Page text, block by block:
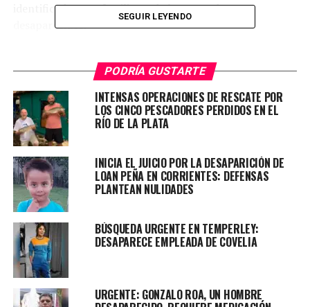
identificados por familiares de los pescadores
desaparecidos.
operaciones de búsqueda que se han llevado a cabo
durante más de una semana en diversas áreas del Río de
la Plata.
Un hallazgo que renueva la búsqueda
De acuerdo con la información suministrada por fuentes
cercanas a la investigación, la mochila contenía objetos
personales y se encontró junto a un bidón de nafta.
Este descubrimiento es un dato significativo para los
investigadores, quienes están tratando de reconstruir
los eventos ocurridos con la embarcación semirrígida de
SEGUIR LEYENDO
PODRÍA GUSTARTE
INTENSAS OPERACIONES DE RESCATE POR
LOS CINCO PESCADORES PERDIDOS EN EL
RÍO DE LA PLATA
INICIA EL JUICIO POR LA DESAPARICIÓN DE
LOAN PEÑA EN CORRIENTES: DEFENSAS
PLANTEAN NULIDADES
BÚSQUEDA URGENTE EN TEMPERLEY:
DESAPARECE EMPLEADA DE COVELIA
URGENTE: GONZALO ROA, UN HOMBRE